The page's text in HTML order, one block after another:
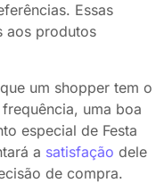
Essas
aos produtos
um shopper tem o
uma boa
especial de Festa
a satisfação dele
de compra.